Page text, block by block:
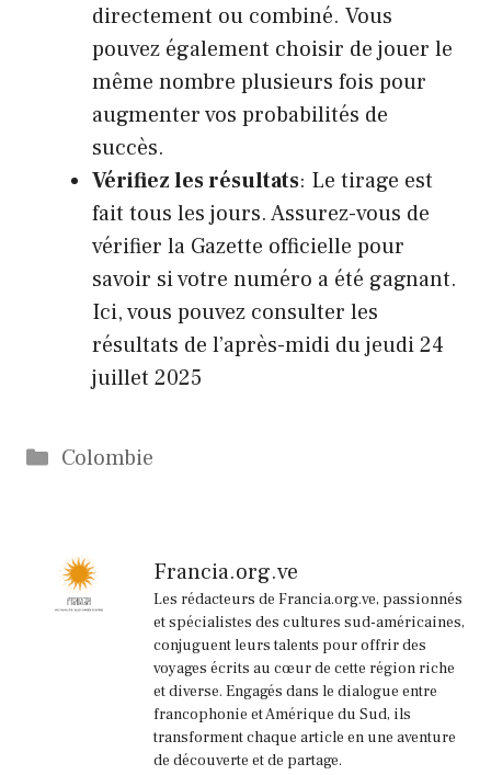
directement ou combiné. Vous
pouvez également choisir de jouer le
même nombre plusieurs fois pour
augmenter vos probabilités de
succès.
Vérifiez les résultats: Le tirage est
fait tous les jours. Assurez-vous de
vérifier la Gazette officielle pour
savoir si votre numéro a été gagnant.
Ici, vous pouvez consulter les
résultats de l’après-midi du jeudi 24
juillet 2025
Catégories
Colombie
Francia.org.ve
Les rédacteurs de Francia.org.ve, passionnés
et spécialistes des cultures sud-américaines,
conjuguent leurs talents pour offrir des
voyages écrits au cœur de cette région riche
et diverse. Engagés dans le dialogue entre
francophonie et Amérique du Sud, ils
transforment chaque article en une aventure
de découverte et de partage.